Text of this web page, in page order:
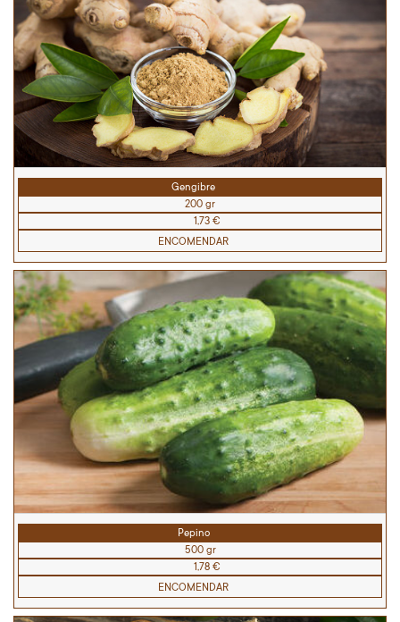
Gengibre
200 gr
1,73 €
ENCOMENDAR
Pepino
500 gr
1,78 €
ENCOMENDAR